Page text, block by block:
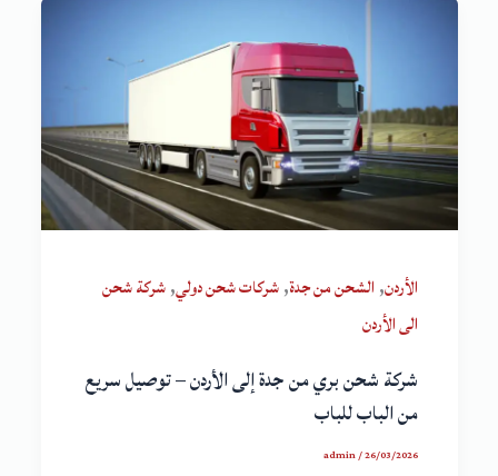
الأردن, الشحن من جدة,شركات شحن دولي,شركة شحن
الى الأردن
شركة شحن بري من جدة إلى الأردن – توصيل سريع
من الباب للباب
admin/26/03/2026